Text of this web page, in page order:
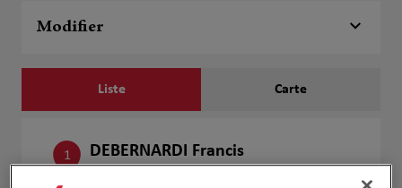
Modifier
Liste Carte
1 DEBERNARDI Francis